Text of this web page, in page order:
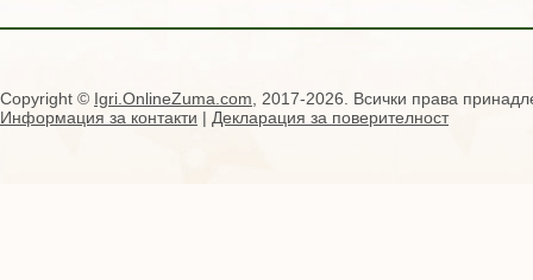
Copyright © Igri.OnlineZuma.com , 2017-2026. Всички права
Информация за контакти | Декларация за поверителност